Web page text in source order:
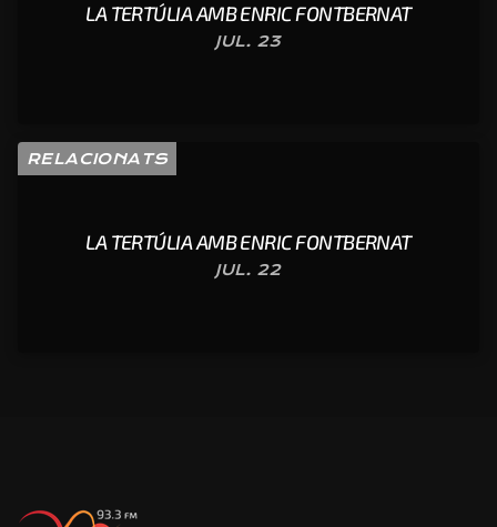
LA TERTÚLIA AMB ENRIC FONTBERNAT
JUL. 23
RELACIONATS
LA TERTÚLIA AMB ENRIC FONTBERNAT
JUL. 22